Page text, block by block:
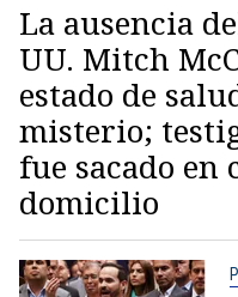
La ausencia
UU. Mitch
estado de
misterio;
fue sacado en
domicilio